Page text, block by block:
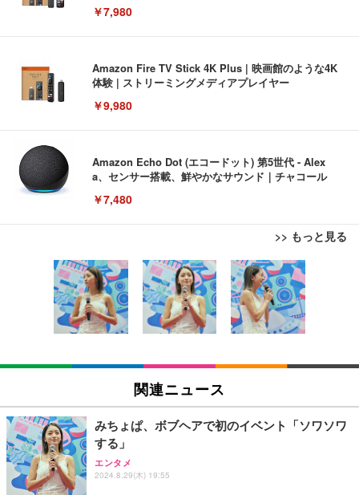
￥7,980
Amazon Fire TV Stick 4K Plus | 映画館のような4K
体験 | ストリーミングメディアプレイヤー
￥9,980
Amazon Echo Dot (エコードット) 第5世代 - Alex
a、センサー搭載、鮮やかなサウンド｜チャコール
￥7,480
>> もっと見る
[EdoErgo] オフィスチェア 椅子 テレワーク 疲れな
い 跳ね上げ式アームレスト コンパクト 約105度ロッ
キング pc 事務椅子 360度回転 座面昇降 強化ナイロ
ン樹脂ベース 通気性メッシュ 在宅ワーク H-WY01
(黒網+黒枠+黒足)
￥5,699
SIHOO B100 オフィスチェア／デスクチェア メッシ
ュチェア 人間工学 疲れない ブラック
￥27,999
Sezlife オフィスチェア デスクチェア 疲れない テレ
ワーク チェア 強化バックレスト 30度ロッキング機
能 人間工学 椅子 腰サポート 90度跳ね上げ式アーム
EIZO ビジネス向けプレミアムモニター | FlexScan
EV3240X-WT | 31.5型4K UHD・USB Type-C・ホワ
イト
￥105,595
EIZO ビジネス向けプレミアムモニター | FlexScan
【純正品】27"ゲーミングモニター DualSense 充電
フック付き（CFI-ZDM1J）
Amazonベーシック ペットシーツ 薄型 レギュラー 1
回使い捨て 無香料 ホワイト 300枚
￥3,373
Amazonベーシック ペットシーツ 厚型 ワイド 42枚
x2袋(84枚) ホワイト(吸収面:ライトブルー)
￥3,234
ネオ・ルーライフ ネオ・オムツ L 中型犬用 26枚入
り 単品
関連ニュース
みちょぱ、ボブヘアで初のイベント「ソワソワ
する」
エンタメ
2024.8.29(木) 19:55